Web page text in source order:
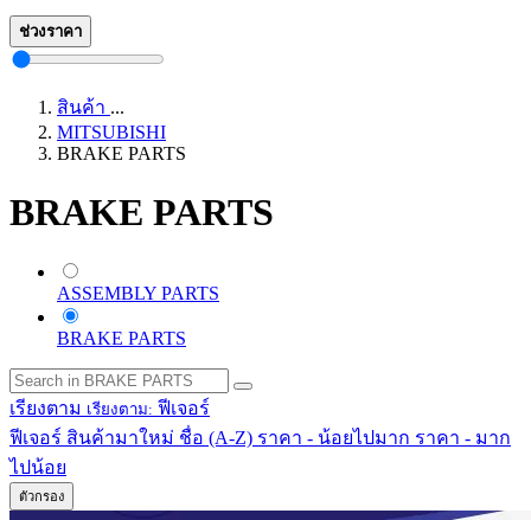
ช่วงราคา
สินค้า ...
MITSUBISHI
BRAKE PARTS
BRAKE PARTS
ASSEMBLY PARTS
BRAKE PARTS
เรียงตาม เรียงตาม: ฟีเจอร์
ฟีเจอร์ สินค้ามาใหม่ ชื่อ (A-Z) ราคา - น้อยไปมาก ราคา - มาก
ไปน้อย
ตัวกรอง